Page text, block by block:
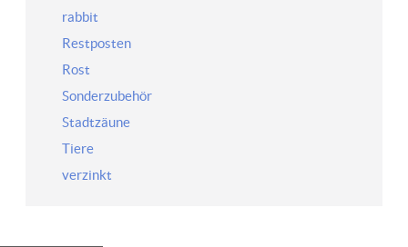
rabbit
Restposten
Rost
Sonderzubehör
Stadtzäune
Tiere
verzinkt